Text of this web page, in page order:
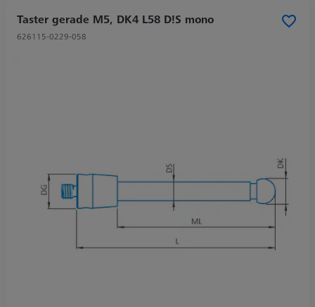
Taster gerade M5, DK4 L58 D!S mono
626115-0229-058